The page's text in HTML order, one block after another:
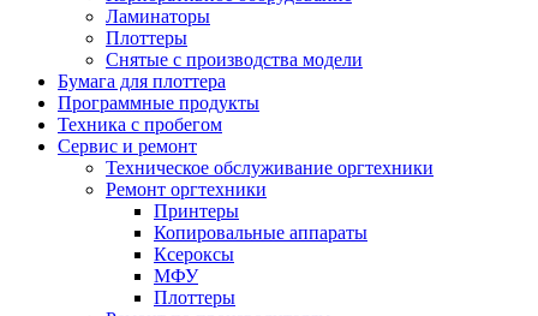
Ламинаторы
Плоттеры
Снятые с производства модели
Бумага для плоттера
Программные продукты
Техника с пробегом
Сервис и ремонт
Техническое обслуживание оргтехники
Ремонт оргтехники
Принтеры
Копировальные аппараты
Ксероксы
МФУ
Плоттеры